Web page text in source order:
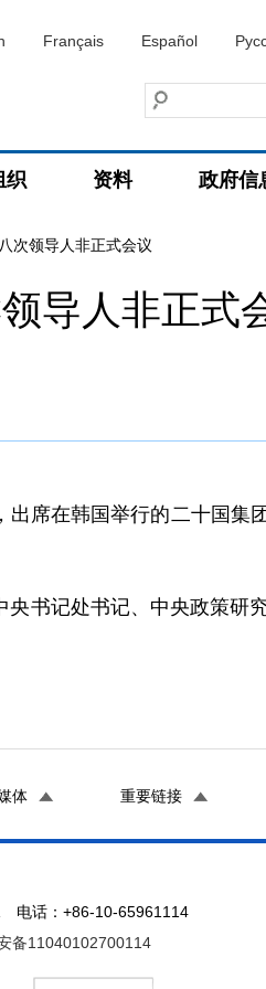
Français Español
织 资料 政府信
次领导人非正式会议
导人非正式
席在韩国举行的二十国集
书记处书记、中央政策研
体 重要链接
电话：+86-10-65961114
备11040102700114